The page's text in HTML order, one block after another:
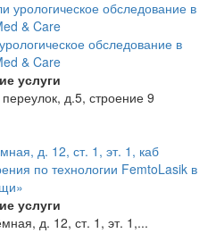
обследование в
& Care
услуги
д.5, строение 9
по технологии FemtoLasik в
услуги
д. 12, ст. 1, эт. 1,...